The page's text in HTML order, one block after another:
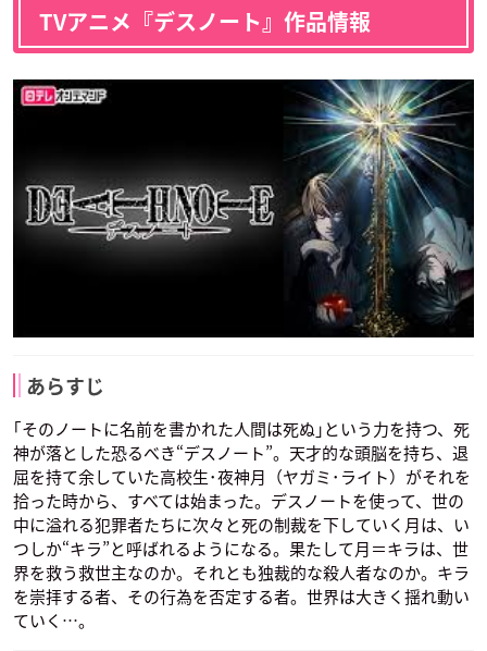
TVアニメ『デスノート』作品情報
あらすじ
｢そのノートに名前を書かれた人間は死ぬ｣という力を持つ、死
神が落とした恐るべき“デスノート”。天才的な頭脳を持ち、退
屈を持て余していた高校生･夜神月（ヤガミ･ライト）がそれを
拾った時から、すべては始まった。デスノートを使って、世の
中に溢れる犯罪者たちに次々と死の制裁を下していく月は、い
つしか“キラ”と呼ばれるようになる。果たして月＝キラは、世
界を救う救世主なのか。それとも独裁的な殺人者なのか。キラ
を崇拝する者、その行為を否定する者。世界は大きく揺れ動い
ていく…。